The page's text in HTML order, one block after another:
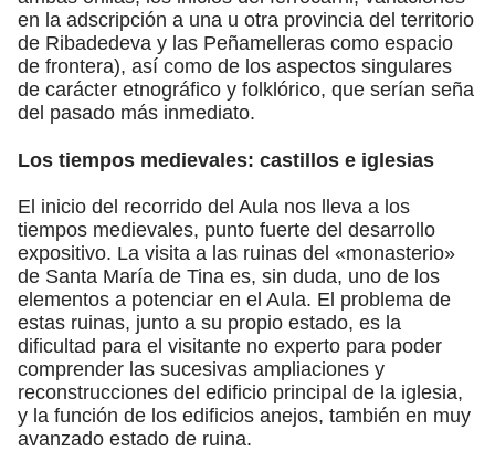
en la adscripción a una u otra provincia del territorio
de Ribadedeva y las Peñamelleras como espacio
de frontera), así como de los aspectos singulares
de carácter etnográfico y folklórico, que serían seña
del pasado más inmediato.
Los tiempos medievales: castillos e iglesias
El inicio del recorrido del Aula nos lleva a los
tiempos medievales, punto fuerte del desarrollo
expositivo. La visita a las ruinas del «monasterio»
de Santa María de Tina es, sin duda, uno de los
elementos a potenciar en el Aula. El problema de
estas ruinas, junto a su propio estado, es la
dificultad para el visitante no experto para poder
comprender las sucesivas ampliaciones y
reconstrucciones del edificio principal de la iglesia,
y la función de los edificios anejos, también en muy
avanzado estado de ruina.